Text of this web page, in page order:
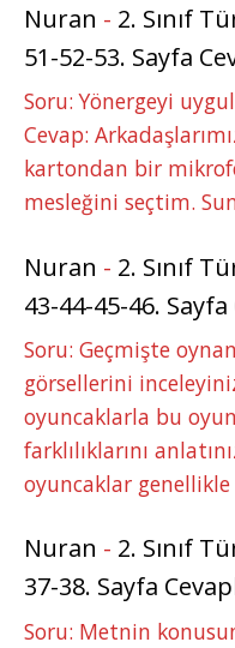
Nuran - 2. Sınıf
51-52-53. Sayfa
Soru: Yönergeyi
Cevap:
kartondan bir
mesleğini seçtim.
Nuran - 2. Sınıf
43-44-45-46. Sayfa
Soru: Geçmişte
görsellerini
oyuncaklarla bu
farklılıklarını
oyuncaklar
Nuran - 2. Sınıf
37-38. Sayfa
Soru: Metnin